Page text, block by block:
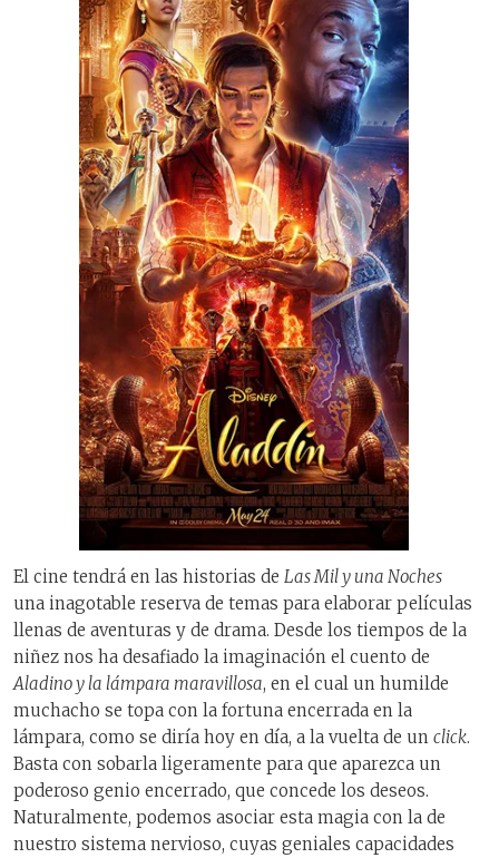
El cine tendrá en las historias de Las Mil y una Noches
una inagotable reserva de temas para elaborar películas
llenas de aventuras y de drama. Desde los tiempos de la
niñez nos ha desafiado la imaginación el cuento de
Aladino y la lámpara maravillosa, en el cual un humilde
muchacho se topa con la fortuna encerrada en la
lámpara, como se diría hoy en día, a la vuelta de un click.
Basta con sobarla ligeramente para que aparezca un
poderoso genio encerrado, que concede los deseos.
Naturalmente, podemos asociar esta magia con la de
nuestro sistema nervioso, cuyas geniales capacidades